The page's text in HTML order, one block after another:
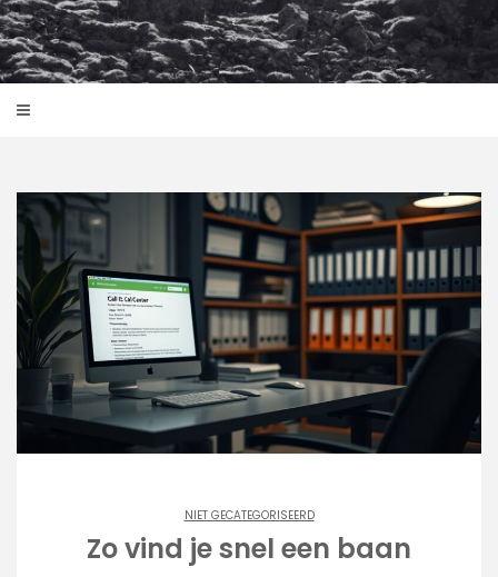
NIET GECATEGORISEERD
Zo vind je snel een baan